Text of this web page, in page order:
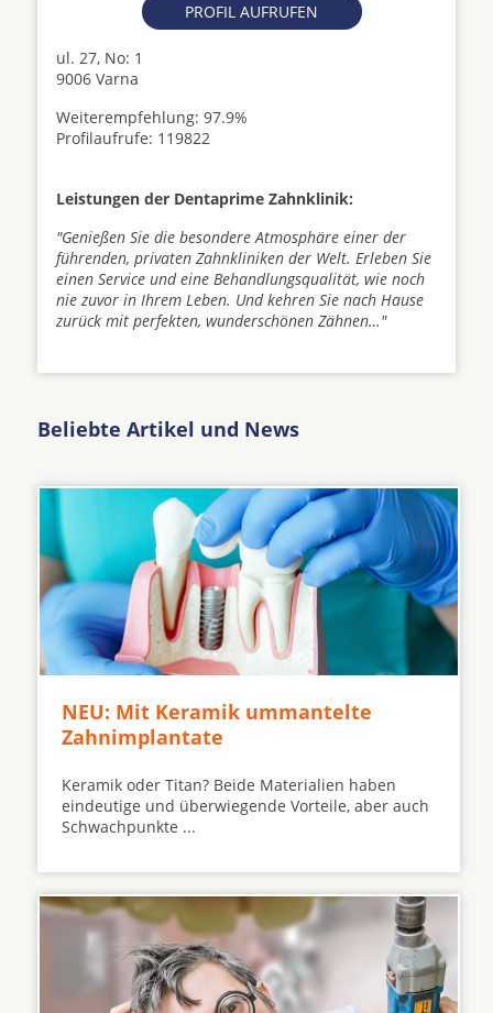
PROFIL AUFRUFEN
ul. 27, No: 1
9006 Varna
Weiterempfehlung: 97.9%
Profilaufrufe: 119822
Leistungen der Dentaprime Zahnklinik:
"Genießen Sie die besondere Atmosphäre einer der
führenden, privaten Zahnkliniken der Welt. Erleben Sie
einen Service und eine Behandlungsqualität, wie noch
nie zuvor in Ihrem Leben. Und kehren Sie nach Hause
zurück mit perfekten, wunderschönen Zähnen…"
Beliebte Artikel und News
NEU: Mit Keramik ummantelte
Zahnimplantate
Keramik oder Titan? Beide Materialien haben
eindeutige und überwiegende Vorteile, aber auch
Schwachpunkte ...